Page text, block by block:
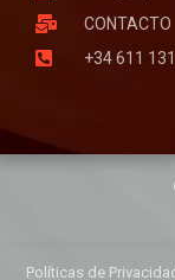
CONTACTO
+34 611
Políticas de